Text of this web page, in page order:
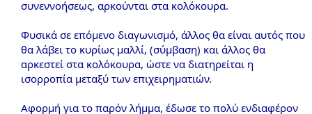
συνεννοήσεως, αρκούνται στα κολόκουρα.
Φυσικά σε επόμενο διαγωνισμό, άλλος θα είναι αυτός που
θα λάβει το κυρίως μαλλί, (σύμβαση) και άλλος θα
αρκεστεί στα κολόκουρα, ώστε να διατηρείται η
ισορροπία μεταξύ των επιχειρηματιών.
Αφορμή για το παρόν λήμμα, έδωσε το πολύ ενδιαφέρον